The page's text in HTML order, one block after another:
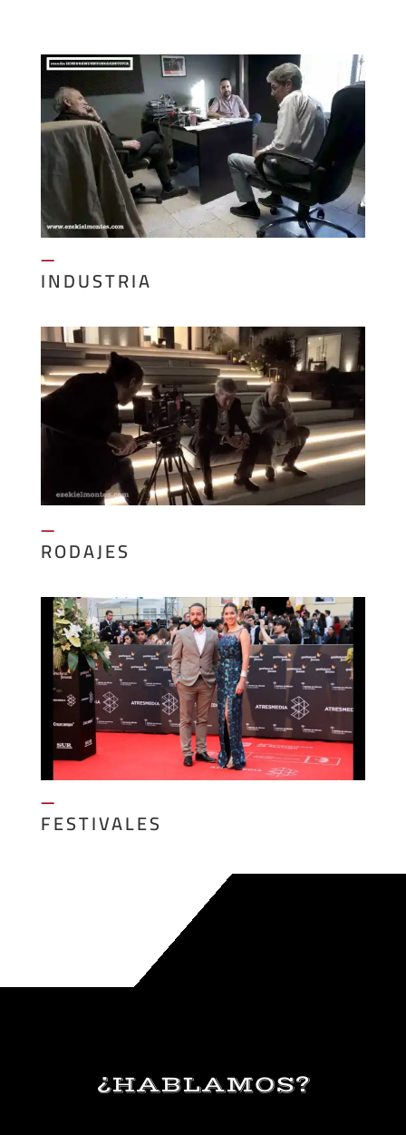
—
INDUSTRIA
—
RODAJES
—
FESTIVALES
¿HABLAMOS?